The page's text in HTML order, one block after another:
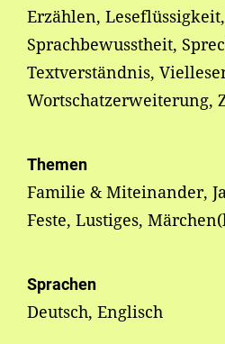
Erzählen, Leseflüssigkeit,
Sprachbewusstheit,
Textverständnis,
Wortschatzerweiterung,
Themen
Familie & Miteinander,
Feste, Lustiges,
Sprachen
Deutsch, Englisch